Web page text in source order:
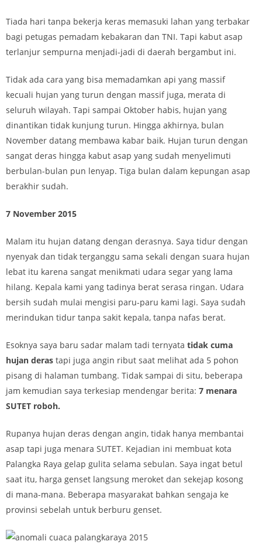
Tiada hari tanpa bekerja keras memasuki lahan yang terbakar
bagi petugas pemadam kebakaran dan TNI. Tapi kabut asap
terlanjur sempurna menjadi-jadi di daerah bergambut ini.
Tidak ada cara yang bisa memadamkan api yang massif
kecuali hujan yang turun dengan massif juga, merata di
seluruh wilayah. Tapi sampai Oktober habis, hujan yang
dinantikan tidak kunjung turun. Hingga akhirnya, bulan
November datang membawa kabar baik. Hujan turun dengan
sangat deras hingga kabut asap yang sudah menyelimuti
berbulan-bulan pun lenyap. Tiga bulan dalam kepungan asap
berakhir sudah.
7 November 2015
Malam itu hujan datang dengan derasnya. Saya tidur dengan
nyenyak dan tidak terganggu sama sekali dengan suara hujan
lebat itu karena sangat menikmati udara segar yang lama
hilang. Kepala kami yang tadinya berat serasa ringan. Udara
bersih sudah mulai mengisi paru-paru kami lagi. Saya sudah
merindukan tidur tanpa sakit kepala, tanpa nafas berat.
Esoknya saya baru sadar malam tadi ternyata tidak cuma
hujan deras tapi juga angin ribut saat melihat ada 5 pohon
pisang di halaman tumbang. Tidak sampai di situ, beberapa
jam kemudian saya terkesiap mendengar berita: 7 menara
SUTET roboh.
Rupanya hujan deras dengan angin, tidak hanya membantai
asap tapi juga menara SUTET. Kejadian ini membuat kota
Palangka Raya gelap gulita selama sebulan. Saya ingat betul
saat itu, harga genset langsung meroket dan sekejap kosong
di mana-mana. Beberapa masyarakat bahkan sengaja ke
provinsi sebelah untuk berburu genset.